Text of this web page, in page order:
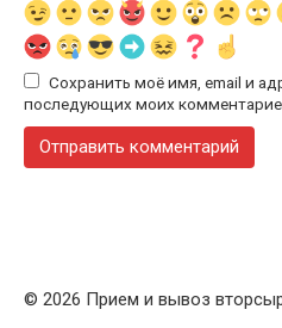
Сохранить моё имя, email и
последующих моих
© 2026 Прием и вывоз